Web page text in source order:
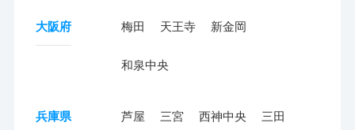
大阪府 梅田 天王寺 新金岡
和泉中央
兵庫県 芦屋 三宮 西神中央 三田